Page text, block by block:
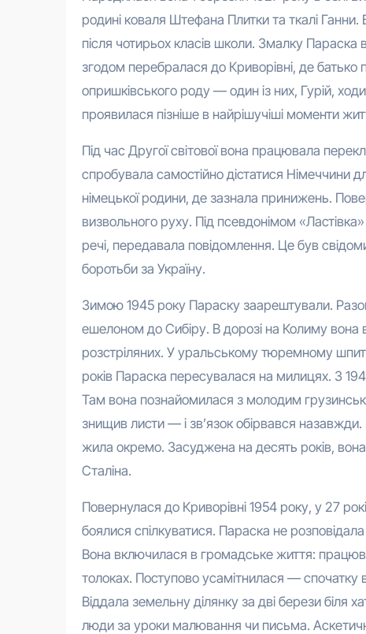
родині коваля Штефана Плитки та ткалі
після чотирьох класів школи. Змалку Параска
згодом перебралася до Криворівні, де
опришківського роду — один із них, Гурій,
проявилася пізніше в найрішучіші моменти
Під час Другої світової вона працювала
спробувала самостійно дістатися Німеччини
німецької родини, де зазнала принижень.
визвольного руху. Під псевдонімом
речі, передавала повідомлення. Це був
боротьби за Україну.
Зимою 1945 року Параску заарештували. Разом
ешелоном до Сибіру. В дорозі на Колиму
розстріляних. У уральському тюремному
років Параска пересувалася на милицях. З
Там вона познайомилася з молодим
знищив листи — і зв’язок обірвався
жила окремо. Засуджена на десять років, вона
Сталіна.
Повернулася до Криворівні 1954 року, у 27
боялися спілкуватися. Параска не
Вона включилася в громадське життя:
толоках. Поступово усамітнилася — спочатку в
Віддала земельну ділянку за дві берези
люди за уроки малювання чи письма.